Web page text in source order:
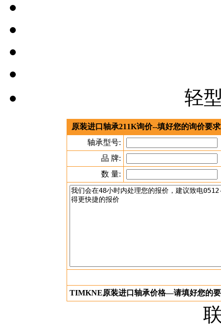
轻
原装进口轴承211K询价--填好您的询价要
轴承型号:
品 牌:
数 量:
TIMKNE原装进口轴承价格—请填好您的